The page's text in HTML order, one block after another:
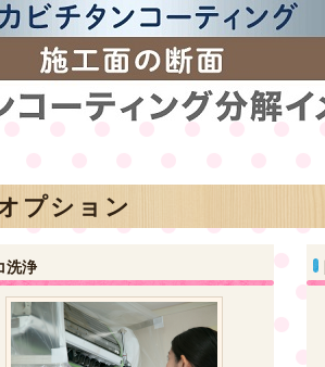
プション
洗浄